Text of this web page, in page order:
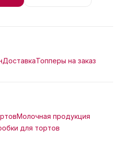
ДоставкаТопперы на заказ
Молочная продукция
для тортов